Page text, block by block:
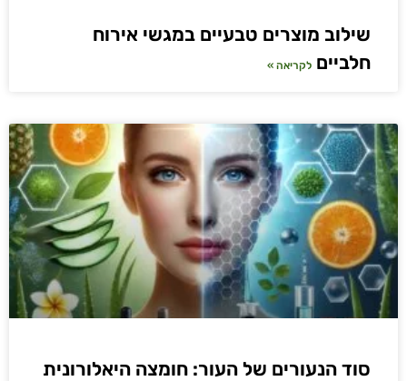
שילוב מוצרים טבעיים במגשי אירוח
חלביים לקריאה »
סוד הנעורים של העור: חומצה היאלורונית